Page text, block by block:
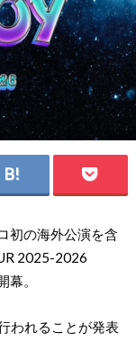
初の海外公演を含
2025-2026
幕。
われることが発表